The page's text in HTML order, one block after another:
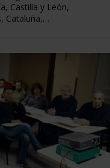
Castilla y León,
Cataluña,…